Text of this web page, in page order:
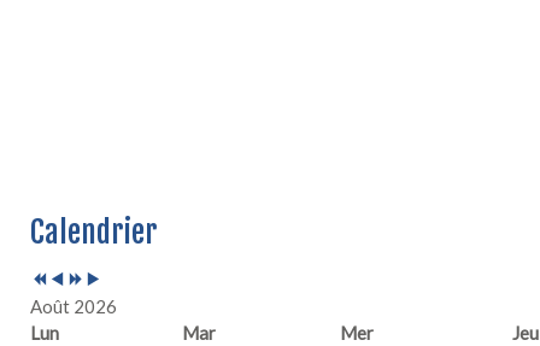
Calendrier
précédente
précédent
suivante
suivant
Août 2026
Lun
Mar Mer Jeu